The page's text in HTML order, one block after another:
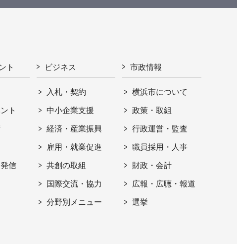
ト
ト
信
ビジネス
入札・契約
中小企業支援
経済・産業振興
雇用・就業促進
共創の取組
国際交流・協力
分野別メニュー
市政情報
横浜市について
政策・取組
行政運営・監査
職員採用・人事
財政・会計
広報・広聴・報道
選挙